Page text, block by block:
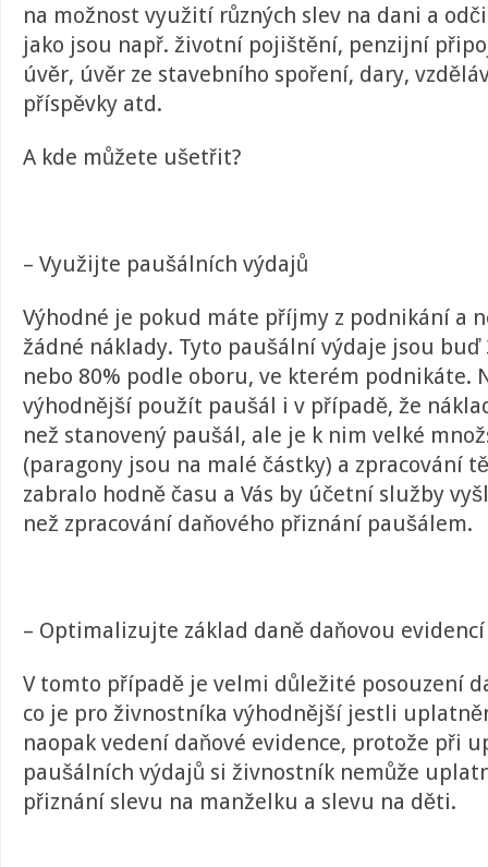
na možnost využití různých slev na dani a
jako jsou např. životní pojištění, penzijní
úvěr, úvěr ze stavebního spoření, dary,
příspěvky atd.
A kde můžete ušetřit?
– Využijte paušálních výdajů
Výhodné je pokud máte příjmy z podnikání a
žádné náklady. Tyto paušální výdaje jsou buď
nebo 80% podle oboru, ve kterém podnikáte.
výhodnější použít paušál i v případě, že
než stanovený paušál, ale je k nim velké
(paragony jsou na malé částky) a zpracování
zabralo hodně času a Vás by účetní služby
než zpracování daňového přiznání paušálem.
– Optimalizujte základ daně daňovou evidencí
V tomto případě je velmi důležité posouzení
co je pro živnostníka výhodnější jestli
naopak vedení daňové evidence, protože při
paušálních výdajů si živnostník nemůže
přiznání slevu na manželku a slevu na děti.